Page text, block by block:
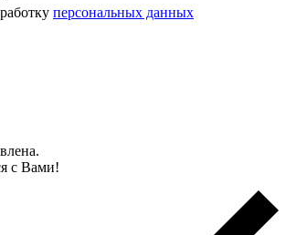
персональных данных
с Вами!